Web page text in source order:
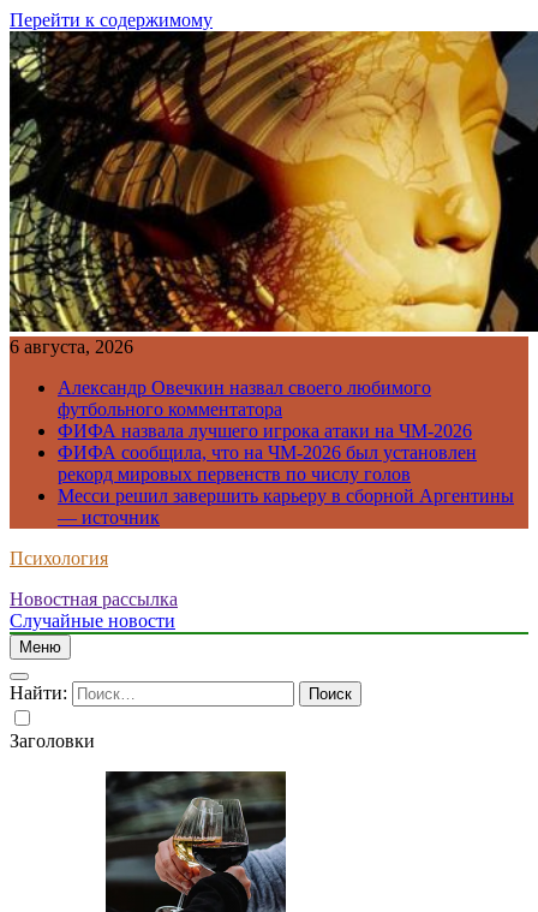
Перейти к содержимому
6 августа, 2026
Александр Овечкин назвал своего любимого
футбольного комментатора
ФИФА назвала лучшего игрока атаки на ЧМ-2026
ФИФА сообщила, что на ЧМ-2026 был установлен
рекорд мировых первенств по числу голов
Месси решил завершить карьеру в сборной Аргентины
— источник
Психология
Новостная рассылка
Случайные новости
Меню
Найти:
Заголовки